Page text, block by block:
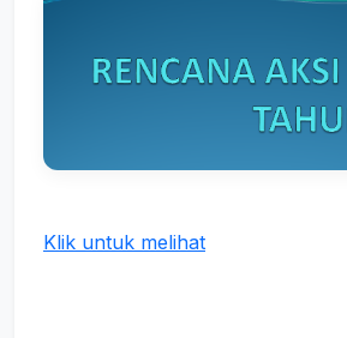
Klik untuk melihat